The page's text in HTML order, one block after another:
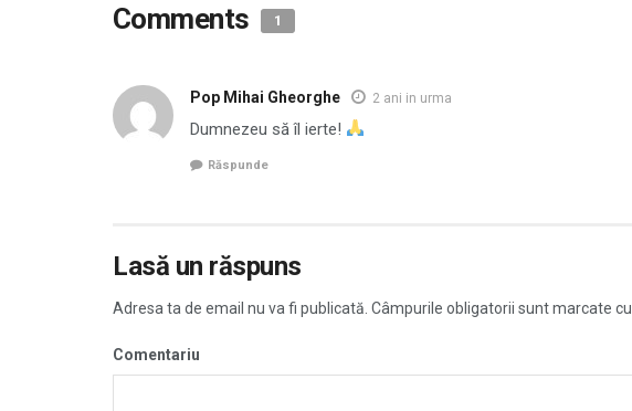
Comments 1
Pop Mihai Gheorghe 2 ani in urma
Dumnezeu să îl ierte!
Răspunde
Lasă un răspuns
Adresa ta de email nu va fi publicată. Câmpurile obligatorii sunt marcate cu
Comentariu